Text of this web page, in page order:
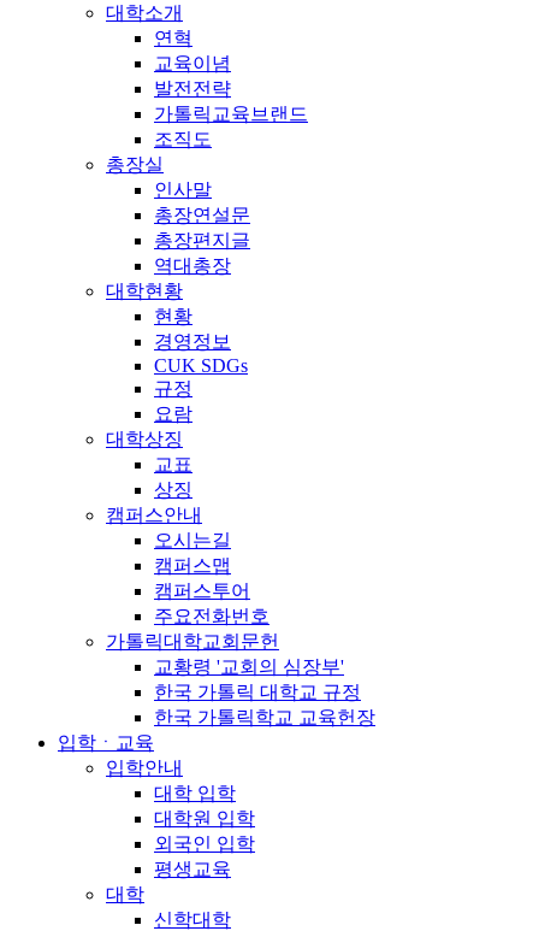
대학소개
연혁
교육이념
발전전략
가톨릭교육브랜드
조직도
총장실
인사말
총장연설문
총장편지글
역대총장
대학현황
현황
경영정보
CUK SDGs
규정
요람
대학상징
교표
상징
캠퍼스안내
오시는길
캠퍼스맵
캠퍼스투어
주요전화번호
가톨릭대학교회문헌
교황령 '교회의 심장부'
한국 가톨릭 대학교 규정
한국 가톨릭학교 교육헌장
입학ㆍ교육
입학안내
대학 입학
대학원 입학
외국인 입학
평생교육
대학
신학대학